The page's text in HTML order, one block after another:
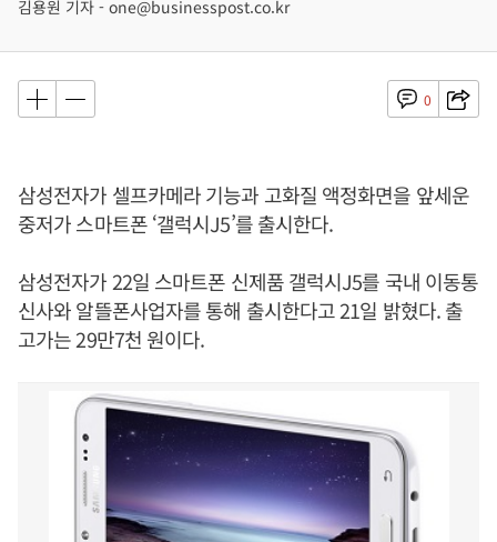
김용원 기자 - one@businesspost.co.kr
0
삼성전자가 셀프카메라 기능과 고화질 액정화면을 앞세운
중저가 스마트폰 ‘갤럭시J5’를 출시한다.
삼성전자가 22일 스마트폰 신제품 갤럭시J5를 국내 이동통
신사와 알뜰폰사업자를 통해 출시한다고 21일 밝혔다. 출
고가는 29만7천 원이다.